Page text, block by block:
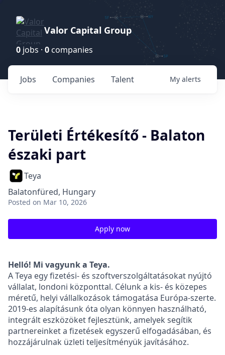
Valor Capital Group
0 jobs · 0 companies
Jobs Companies Talent My alerts
Területi Értékesítő - Balaton
északi part
Teya
Balatonfüred, Hungary
Posted on Mar 10, 2026
Apply now
Helló! Mi vagyunk a Teya.
A Teya egy fizetési- és szoftverszolgáltatásokat nyújtó
vállalat, londoni központtal. Célunk a kis- és közepes
méretű, helyi vállalkozások támogatása Európa-szerte.
2019-es alapításunk óta olyan könnyen használható,
integrált eszközöket fejlesztünk, amelyek segítik
partnereinket a fizetések egyszerű elfogadásában, és
hozzájárulnak üzleti teljesítményük javításához.